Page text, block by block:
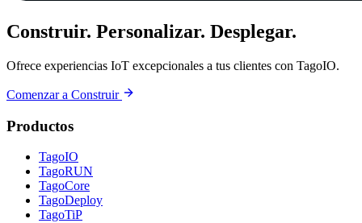
Construir. Personalizar. Desplegar.
Ofrece experiencias IoT excepcionales a tus clientes con TagoIO.
Comenzar a Construir
Productos
TagoIO
TagoRUN
TagoCore
TagoDeploy
TagoTiP